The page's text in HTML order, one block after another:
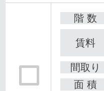
階 数
賃料
間取り
面 積